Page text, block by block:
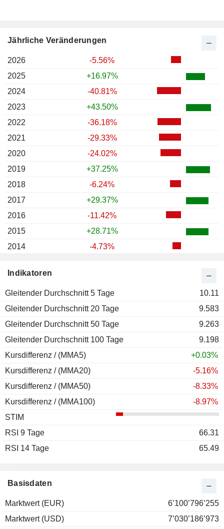
Basisdaten
Marktwert (EUR)
6’100’796’255
Marktwert (USD)
7’030’186’973
Indikatoren
Gleitender Durchschnitt 5 Tage
10.11
Gleitender Durchschnitt 20 Tage
9.583
Gleitender Durchschnitt 50 Tage
9.263
Gleitender Durchschnitt 100 Tage
9.198
Kursdifferenz / (MMA5)
+0.03%
Kursdifferenz / (MMA20)
-5.16%
Kursdifferenz / (MMA50)
-8.33%
Kursdifferenz / (MMA100)
-8.97%
STIM
RSI 9 Tage
66.31
RSI 14 Tage
65.49
Jährliche Veränderungen
2026
-5.56%
2025
+16.97%
2024
-40.81%
2023
+43.50%
2022
-36.18%
2021
-29.33%
2020
-24.02%
2019
+37.25%
2018
-6.24%
2017
+29.37%
2016
-11.42%
2015
+28.71%
2014
-4.73%
2012
2011
+27.45%
2010
-16.43%
2009
-0.85%
2008
-20.12%
2007
2006
+92.38%